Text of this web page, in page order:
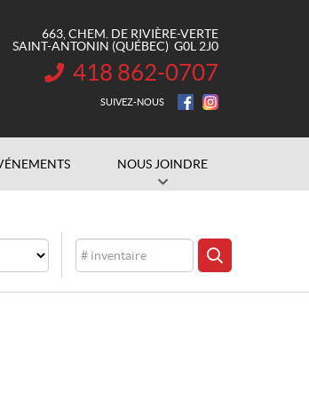
663, CHEM. DE RIVIÈRE-VERTE
SAINT-ANTONIN (QUÉBEC) G0L 2J0
INFORMATION :
418 862-0707
SUIVEZ-NOUS
NOUS JOINDRE
CHERCHER